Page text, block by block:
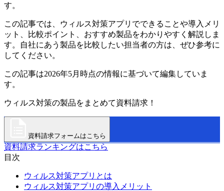
す。
この記事では、ウィルス対策アプリでできることや導入メリ
ット、比較ポイント、おすすめ製品をわかりやすく解説しま
す。自社にあう製品を比較したい担当者の方は、ぜひ参考に
してください。
この記事は2026年5月時点の情報に基づいて編集していま
す。
ウィルス対策の製品をまとめて資料請求！
資料請求フォームはこちら
資料請求ランキングはこちら
目次
ウィルス対策アプリとは
ウィルス対策アプリの導入メリット